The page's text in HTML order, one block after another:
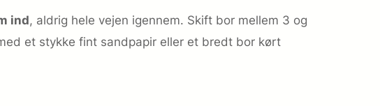
ind, aldrig hele vejen igennem. Skift bor mellem 3 og
et stykke fint sandpapir eller et bredt bor kørt